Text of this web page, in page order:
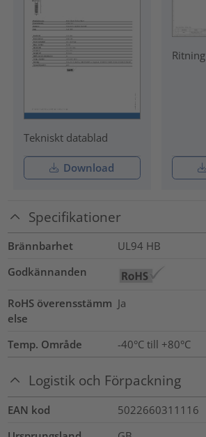
Tekniskt datablad
Download
Ritning
Specifikationer
Brännbarhet
UL94 HB
Godkännanden
RoHS överensstämm
else
Ja
Temp. Område -40°C till +80°C
Logistik och Förpackning
EAN kod
5022660311116